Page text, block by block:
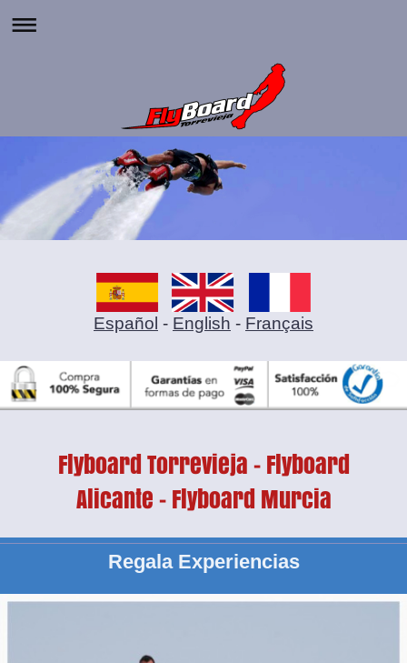
Español - English - Français
Flyboard Torrevieja - Flyboard
Alicante - Flyboard Murcia
Regala Experiencias